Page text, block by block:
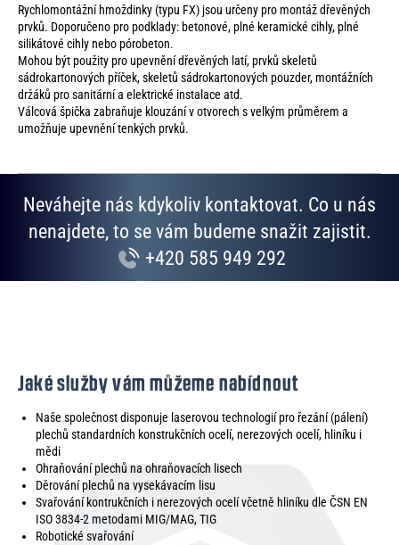
Rychlomontážní hmoždinky (typu FX) jsou určeny pro montáž dřevěných
prvků. Doporučeno pro podklady: betonové, plné keramické cihly, plné
silikátové cihly nebo pórobeton.
Mohou být použity pro upevnění dřevěných latí, prvků skeletů
sádrokartonových příček, skeletů sádrokartonových pouzder, montážních
držáků pro sanitární a elektrické instalace atd.
Válcová špička zabraňuje klouzání v otvorech s velkým průměrem a
umožňuje upevnění tenkých prvků.
Neváhejte nás kdykoliv kontaktovat. Co u nás
nenajdete, to se vám budeme snažit zajistit.
+420 585 949 292
Jaké služby vám můžeme nabídnout
Naše společnost disponuje laserovou technologií pro řezání (pálení)
plechů standardních konstrukčních ocelí, nerezových ocelí, hliníku i
mědi
Ohraňování plechů na ohraňovacích lisech
Děrování plechů na vysekávacím lisu
Svařování kontrukčních i nerezových ocelí včetně hliníku dle ČSN EN
ISO 3834-2 metodami MIG/MAG, TIG
Robotické svařování